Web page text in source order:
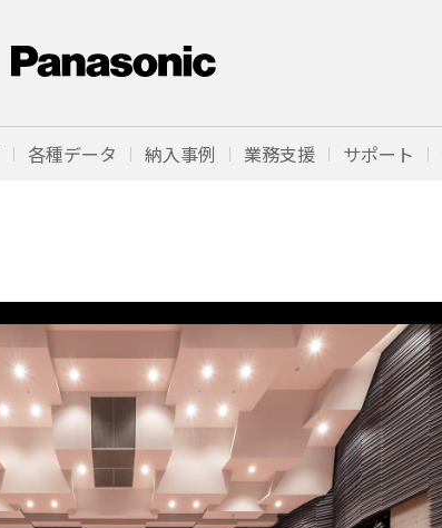
各種データ 納入事例 業務支援 サポート